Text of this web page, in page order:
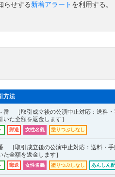
らせする新着アラート を利用する。
方法
［取引成立後の公演中止対応：送料・
いた全額を返金します］
郵送 女性名義 塗りつぶしなし
［取引成立後の公演中止対応：送料・手
た全額を返金します］
郵送 女性名義 塗りつぶしなし あんしん